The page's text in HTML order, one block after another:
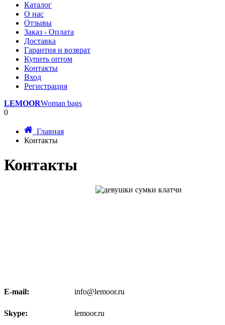
Каталог
О нас
Отзывы
Заказ - Оплата
Доставка
Гарантия и возврат
Купить оптом
Контакты
Вход
Регистрация
LEMOORWoman bags
0
Главная
Контакты
Контакты
E-mail: info@lemoor.ru
Skype: lemoor.ru